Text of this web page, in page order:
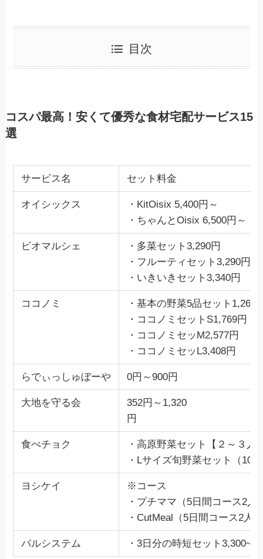
目次
コスパ最高！安くて優秀な食材宅配サービス15
選
サービス名 セット料金
オイシックス
・KitOisix 5,400円～
・ちゃんとOisix 6,500円～
ビオマルシェ
・多菜セット3,290円
・フルーティセット3,290円
・いきいきセット3,340円
ココノミ
・基本の野菜5品セット1,263
・ココノミセットS1,769円
・ココノミセッM2,577円
・ココノミセッL3,408円
らでぃっしゅぼーや 0円～900円
大地を守る会
352円～1,320
円
食べチョク
・高原野菜セット【２～３人
・Lサイズ旬野菜セット（10
ヨシケイ
※コース
・プチママ（5日間コース2人
・CutMeal（5日間コース2人
パルシステム ・3日分の時短セット